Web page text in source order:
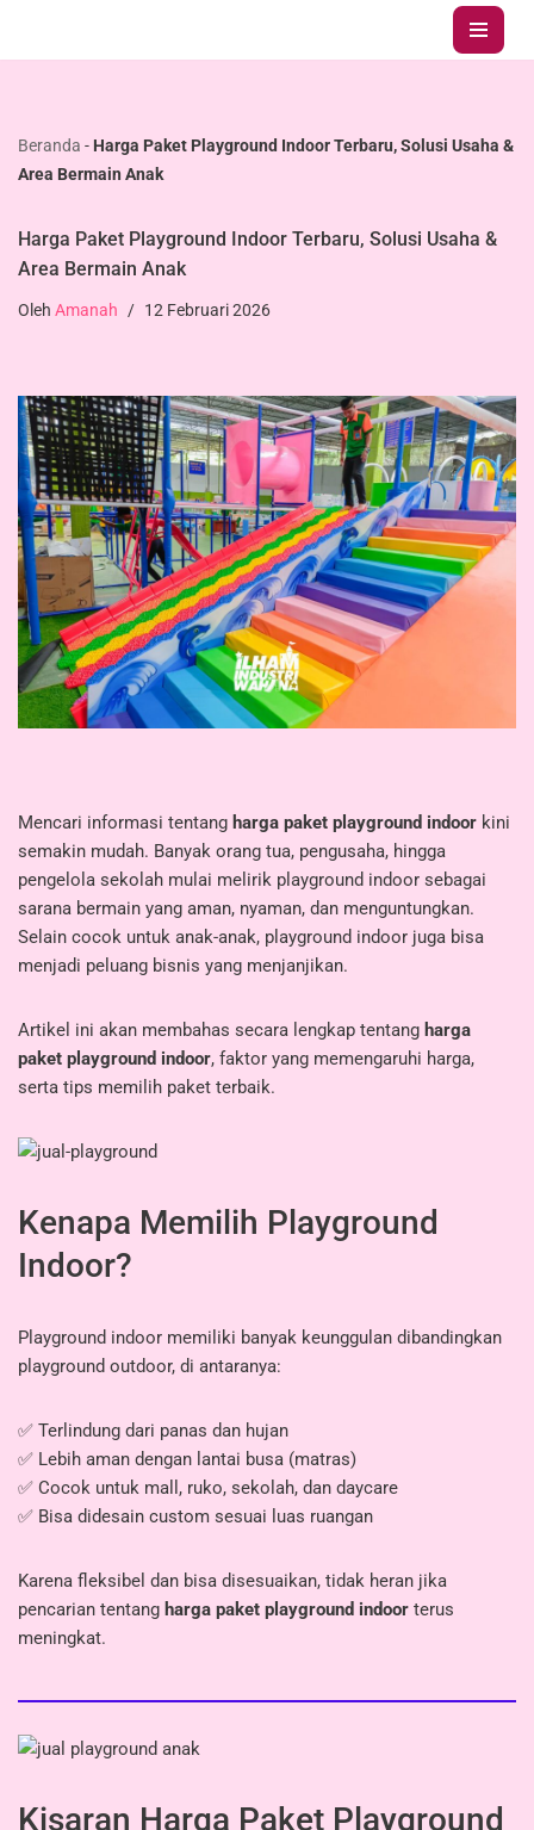
Lompat
Beranda - Harga Paket Playground Indoor Terbaru, Solusi Usaha &
Area Bermain Anak
Harga Paket Playground Indoor Terbaru, Solusi Usaha &
Area Bermain Anak
Oleh Amanah 12 Februari 2026
Mencari informasi tentang harga paket playground indoor kini
semakin mudah. Banyak orang tua, pengusaha, hingga
pengelola sekolah mulai melirik playground indoor sebagai
sarana bermain yang aman, nyaman, dan menguntungkan.
Selain cocok untuk anak-anak, playground indoor juga bisa
menjadi peluang bisnis yang menjanjikan.
Artikel ini akan membahas secara lengkap tentang harga
paket playground indoor, faktor yang memengaruhi harga,
serta tips memilih paket terbaik.
Kenapa Memilih Playground
Indoor?
Playground indoor memiliki banyak keunggulan dibandingkan
playground outdoor, di antaranya:
✅ Terlindung dari panas dan hujan
✅ Lebih aman dengan lantai busa (matras)
✅ Cocok untuk mall, ruko, sekolah, dan daycare
✅ Bisa didesain custom sesuai luas ruangan
Karena fleksibel dan bisa disesuaikan, tidak heran jika
pencarian tentang harga paket playground indoor terus
meningkat.
Kisaran Harga Paket Playground